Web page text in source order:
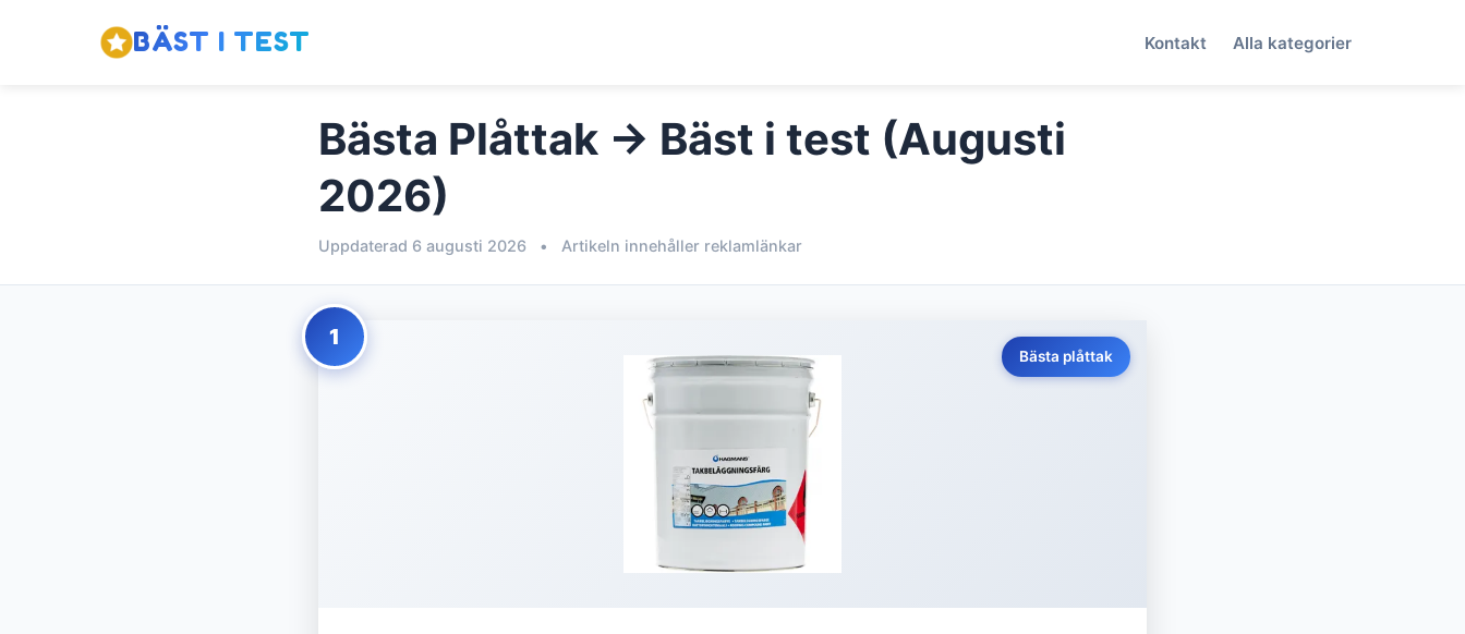
BÄST I TEST Kontakt Alla kategorier
Bästa Plåttak → Bäst i test (Augusti
2026)
Uppdaterad 6 augusti 2026 • Artikeln innehåller reklamlänkar
1
Bästa plåttak